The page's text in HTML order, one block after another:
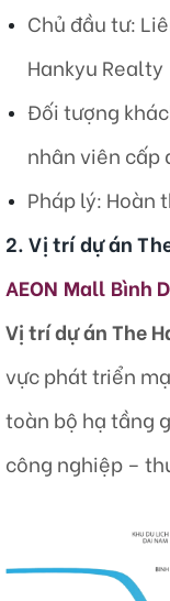
Chủ đầu tư:
Hankyu Realty
Đối tượng
nhân viên cấp
Pháp lý: Hoàn
2. Vị trí dự án
AEON Mall Bình
Vị trí dự án The
vực phát triển
toàn bộ hạ tầng
công nghiệp –